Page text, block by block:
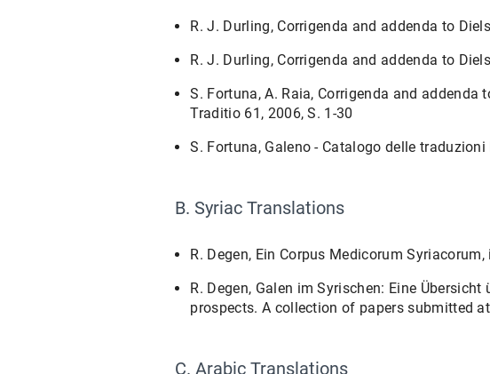
R. J. Durling, Corrigenda and addenda to
R. J. Durling, Corrigenda and addenda to
S. Fortuna, A. Raia, Corrigenda and
Traditio 61, 2006, S. 1-30
S. Fortuna, Galeno - Catalogo delle traduzioni
B. Syriac Translations
R. Degen, Ein Corpus Medicorum
R. Degen, Galen im Syrischen: Eine
prospects. A collection of papers submitted
C. Arabic Translations